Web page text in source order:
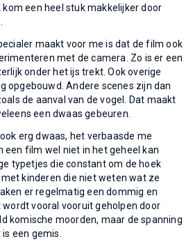
een heel stuk makkelijker door
maakt voor me is dat de film ook
met de camera. Zo is er een
onder het ijs trekt. Ook overige
opgebouwd. Andere scenes zijn dan
de aanval van de vogel. Dat maakt
een dwaas gebeuren.
erg dwaas, het verbaasde me
een film wel niet in het geheel kan
typetjes die constant om de hoek
kinderen die niet weten wat ze
er regelmatig een dommig en
wordt vooral vooruit geholpen door
komische moorden, maar de spanning
een gemis.